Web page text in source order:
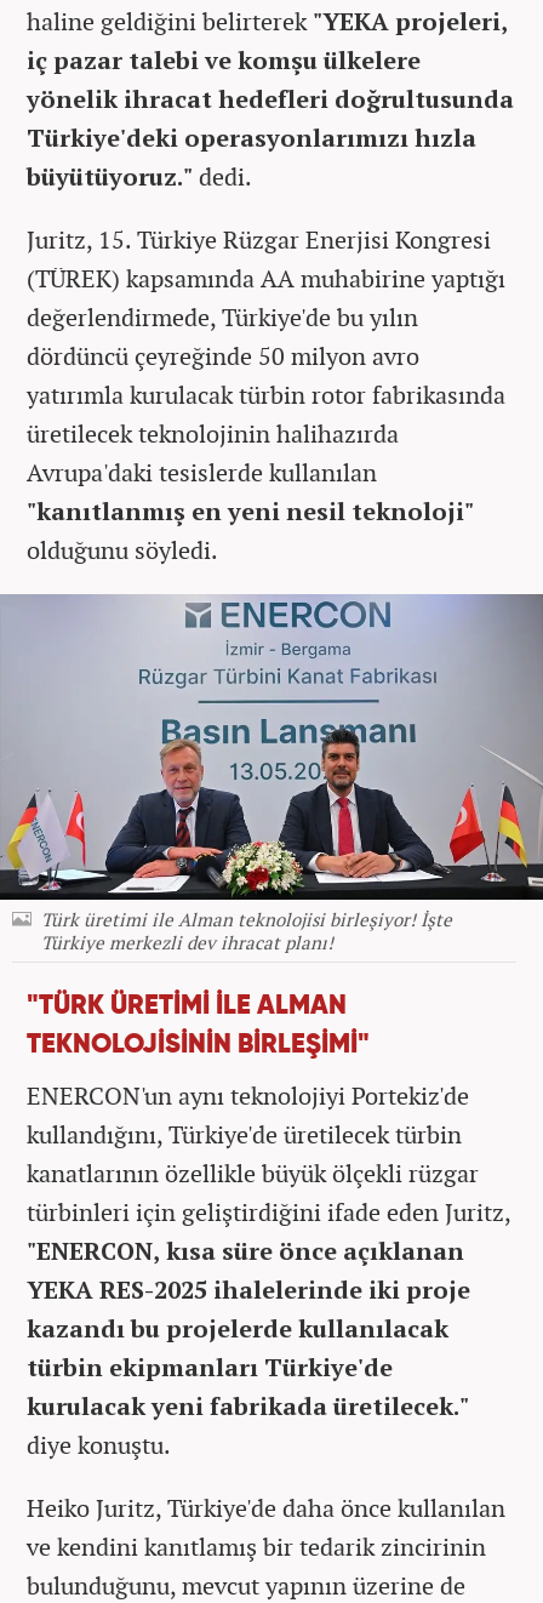
haline geldiğini belirterek"YEKA projeleri,
iç pazar talebi ve komşu ülkelere
yönelik ihracat hedefleri doğrultusunda
Türkiye'deki operasyonlarımızı hızla
büyütüyoruz." dedi.
Juritz, 15. Türkiye Rüzgar Enerjisi Kongresi
(TÜREK) kapsamında AA muhabirine yaptığı
değerlendirmede, Türkiye'de bu yılın
dördüncü çeyreğinde 50 milyon avro
yatırımla kurulacak türbin rotor fabrikasında
üretilecek teknolojinin halihazırda
Avrupa'daki tesislerde kullanılan
"kanıtlanmış en yeni nesil teknoloji"
olduğunu söyledi.
Türk üretimi ile Alman teknolojisi birleşiyor! İşte
Türkiye merkezli dev ihracat planı!
"TÜRK ÜRETİMİ İLE ALMAN
TEKNOLOJİSİNİN BİRLEŞİMİ"
ENERCON'un aynı teknolojiyi Portekiz'de
kullandığını, Türkiye'de üretilecek türbin
kanatlarının özellikle büyük ölçekli rüzgar
türbinleri için geliştirdiğini ifade eden Juritz,
"ENERCON, kısa süre önce açıklanan
YEKA RES-2025 ihalelerinde iki proje
kazandı bu projelerde kullanılacak
türbin ekipmanları Türkiye'de
kurulacak yeni fabrikada üretilecek."
diye konuştu.
Heiko Juritz, Türkiye'de daha önce kullanılan
ve kendini kanıtlamış bir tedarik zincirinin
bulunduğunu, mevcut yapının üzerine de